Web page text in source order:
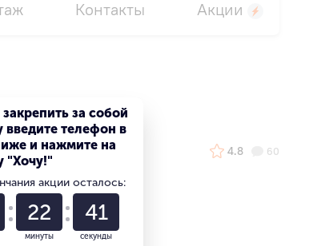
Контакты Акции
4.8 60
за собой
введите телефон в
и нажмите на
"Хочу!"
акции осталось:
22
минуты
40
секунды